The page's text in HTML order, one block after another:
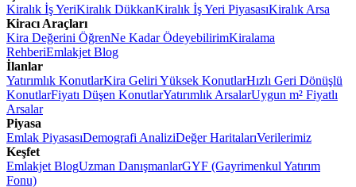
Kiralık İş YeriKiralık DükkanKiralık İş Yeri PiyasasıKiralık Arsa
Kiracı Araçları
Kira Değerini ÖğrenNe Kadar ÖdeyebilirimKiralama
RehberiEmlakjet Blog
İlanlar
Yatırımlık KonutlarKira Geliri Yüksek KonutlarHızlı Geri Dönüşlü
KonutlarFiyatı Düşen KonutlarYatırımlık ArsalarUygun m² Fiyatlı
Arsalar
Piyasa
Emlak PiyasasıDemografi AnaliziDeğer HaritalarıVerilerimiz
Keşfet
Emlakjet BlogUzman DanışmanlarGYF (Gayrimenkul Yatırım
Fonu)